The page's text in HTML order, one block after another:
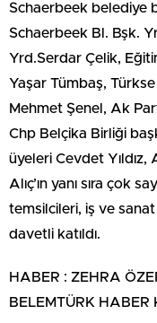
Schaerbeek belediye
Schaerbeek Bl. Bşk.
Yrd.Serdar Çelik,
Yaşar Tümbaş, Türkse
Mehmet Şenel, Ak
Chp Belçika Birliği
üyeleri Cevdet Yıldız,
Alıç’ın yanı sıra çok
temsilcileri, iş ve
davetli katıldı.
HABER : ZEHRA
BELEMTÜRK HABER